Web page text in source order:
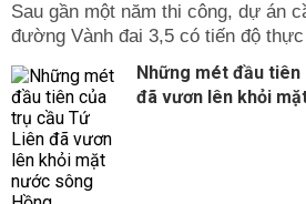
Sau gần một năm thi công, dự án
đường Vành đai 3,5 có tiến độ
Những mét đầu
đã vươn lên khỏi